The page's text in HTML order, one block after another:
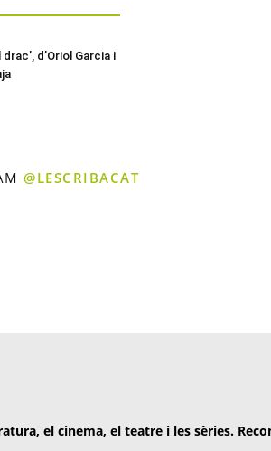
d’Oriol Garcia i
@LESCRIBACAT
el cinema, el teatre i les sèries.